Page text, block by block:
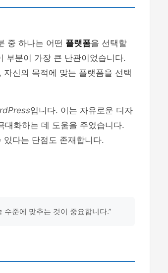
중 하나는 어떤 플랫폼을 선택할
부분이 가장 큰 난관이었습니다.
신의 목적에 맞는 플랫폼을 선택
입니다. 이는 자유로운 디자
대화하는 데 도움을 주었습니다.
다는 단점도 존재합니다.
준에 맞추는 것이 중요합니다.”